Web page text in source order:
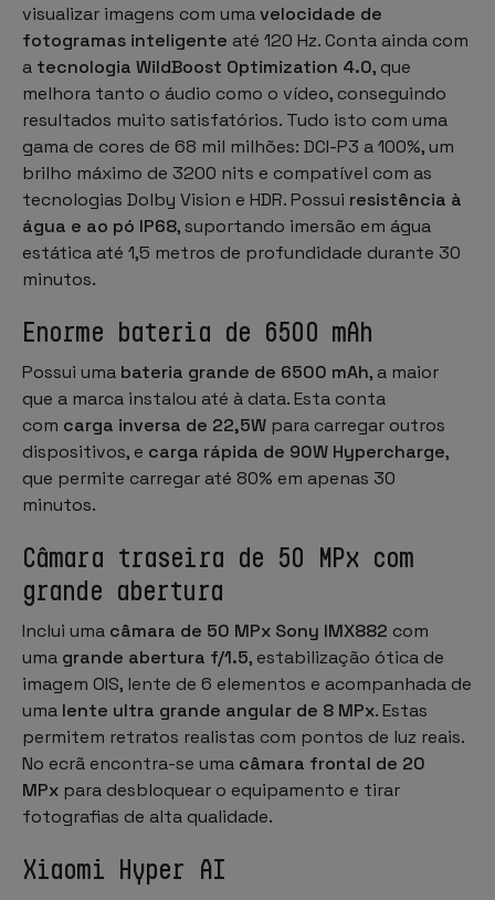
visualizar imagens com umavelocidade de
fotogramas inteligente até 120 Hz. Conta ainda com
a tecnologia WildBoost Optimization 4.0, que
melhora tanto o áudio como o vídeo, conseguindo
resultados muito satisfatórios. Tudo isto com uma
gama de cores de 68 mil milhões: DCI-P3 a 100%, um
brilho máximo de 3200 nits e compatível com as
tecnologias Dolby Vision e HDR. Possui resistência à
água e ao pó IP68, suportando imersão em água
estática até 1,5 metros de profundidade durante 30
minutos.
Enorme bateria de 6500 mAh
Possui uma bateria grande de 6500 mAh, a maior
que a marca instalou até à data. Esta conta
com carga inversa de 22,5W para carregar outros
dispositivos, e carga rápida de 90W Hypercharge,
que permite carregar até 80% em apenas 30
minutos.
Câmara traseira de 50 MPx com
grande abertura
Inclui uma câmara de 50 MPx Sony IMX882 com
uma grande abertura f/1.5, estabilização ótica de
imagem OIS, lente de 6 elementos e acompanhada de
uma lente ultra grande angular de 8 MPx. Estas
permitem retratos realistas com pontos de luz reais.
No ecrã encontra-se uma câmara frontal de 20
MPx para desbloquear o equipamento e tirar
fotografias de alta qualidade.
Xiaomi Hyper AI